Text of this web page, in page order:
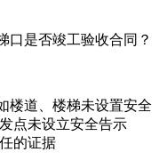
口是否竣工验收合同？
楼道、楼梯未设置安全
点未设立安全告示
的证据